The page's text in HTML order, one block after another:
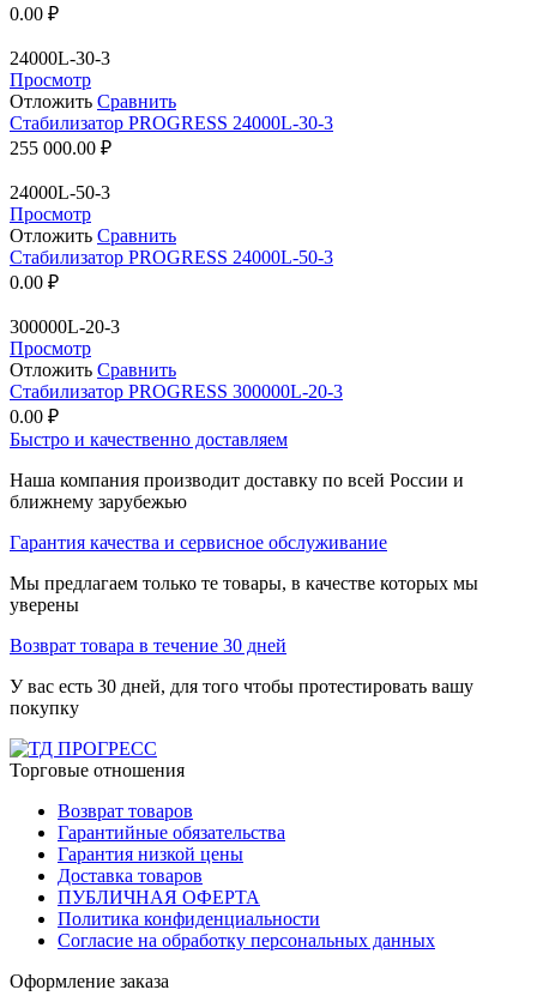
0.00 ₽
24000L-30-3
Просмотр
Отложить Сравнить
Стабилизатор PROGRESS 24000L-30-3
255 000.00 ₽
24000L-50-3
Просмотр
Отложить Сравнить
Стабилизатор PROGRESS 24000L-50-3
0.00 ₽
300000L-20-3
Просмотр
Отложить Сравнить
Стабилизатор PROGRESS 300000L-20-3
0.00 ₽
Быстро и качественно доставляем
Наша компания производит доставку по всей России и
ближнему зарубежью
Гарантия качества и сервисное обслуживание
Мы предлагаем только те товары, в качестве которых мы
уверены
Возврат товара в течение 30 дней
У вас есть 30 дней, для того чтобы протестировать вашу
покупку
Торговые отношения
Возврат товаров
Гарантийные обязательства
Гарантия низкой цены
Доставка товаров
ПУБЛИЧНАЯ ОФЕРТА
Политика конфиденциальности
Согласие на обработку персональных данных
Оформление заказа